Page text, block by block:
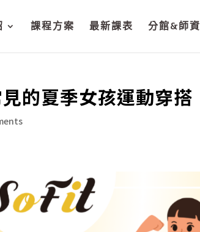
課程方案 最新課表 分館&師資
的夏季女孩運動穿搭